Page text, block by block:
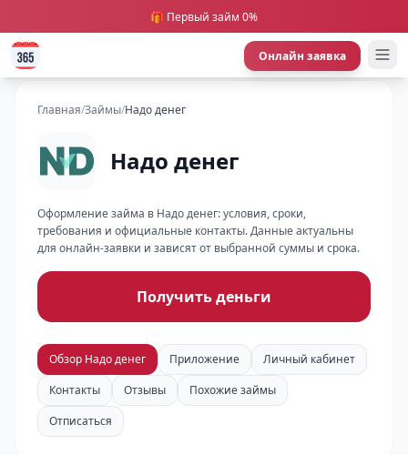
🎁 Первый займ 0%
Онлайн заявка
Главная/Займы/Надо денег
Надо денег
Оформление займа в Надо денег: условия, сроки,
требования и официальные контакты. Данные актуальны
для онлайн-заявки и зависят от выбранной суммы и срока.
Получить деньги
Обзор Надо денег Приложение
Личный кабинет
Контакты
Отзывы
Похожие займы
Отписаться